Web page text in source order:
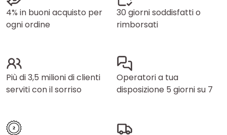
4% in buoni acquisto per
ogni ordine
30 giorni soddisfatti o
rimborsati
Più di 3,5 milioni di clienti
serviti con il sorriso
Operatori a tua
disposizione 5 giorni su 7